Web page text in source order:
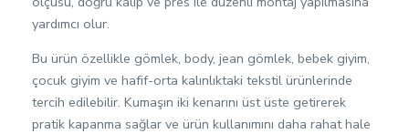
yardımcı olur.
Bu ürün özellikle gömlek, body, jean gömlek, bebek giyim,
çocuk giyim ve hafif-orta kalınlıktaki tekstil ürünlerinde
tercih edilebilir. Kumaşın iki kenarını üst üste getirerek
pratik kapanma sağlar ve ürün kullanımını daha rahat hale